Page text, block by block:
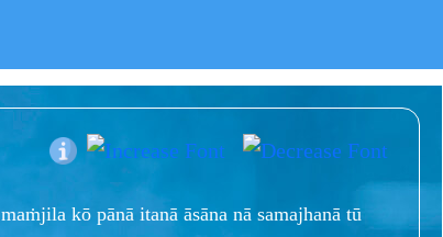
kō pānā itanā āsāna nā samajhanā tū